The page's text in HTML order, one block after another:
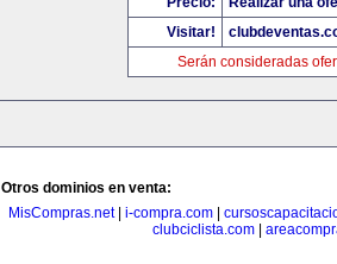
Visitar!
Serán consideradas
Otros dominios en venta:
MisCompras.net| i-compra.com|
clubciclista.com|